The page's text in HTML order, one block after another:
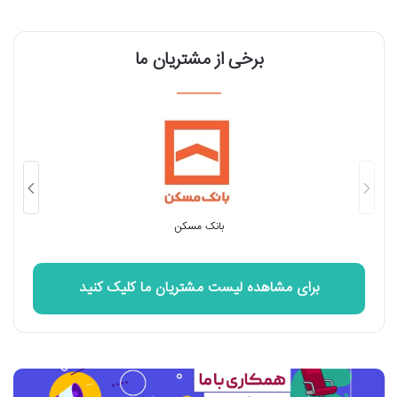
برخی از مشتریان ما
بانک مسکن
برای مشاهده لیست مشتریان ما کلیک کنید